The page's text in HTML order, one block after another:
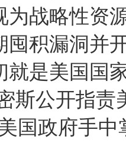
为战略性资
囤积漏洞并
就是美国国
斯公开指
国政府手